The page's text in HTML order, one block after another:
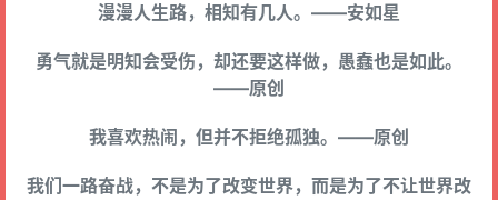
漫漫人生路，相知有几人。——安如星
勇气就是明知会受伤，却还要这样做，愚蠢也是如此。
——原创
我喜欢热闹，但并不拒绝孤独。——原创
我们一路奋战，不是为了改变世界，而是为了不让世界改